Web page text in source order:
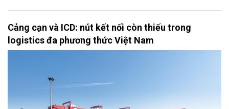
Cảng cạn và ICD: nút kết nối còn thiếu trong
logistics đa phương thức Việt Nam